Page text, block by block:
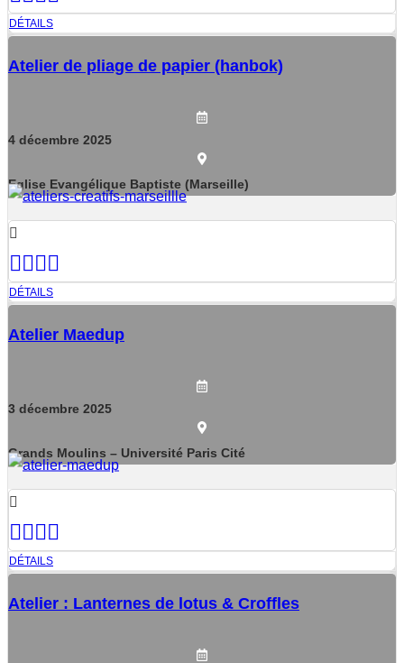
DÉTAILS
Atelier de pliage de papier (hanbok)
4 décembre 2025
Eglise Evangélique Baptiste (Marseille)
DÉTAILS
Atelier Maedup
3 décembre 2025
Grands Moulins – Université Paris Cité
DÉTAILS
Atelier : Lanternes de lotus & Croffles